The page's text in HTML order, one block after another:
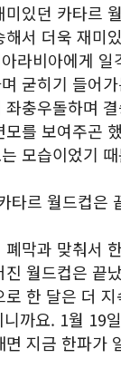
미있던 카타르
해서 더욱 재미
라비아에게
굳히기 들어
좌충우돌하며
모를 보여주곤
모습이었기
타르 월드컵은
폐막과 맞춰서
진 월드컵은 끝
로 한 달은 더
니까요. 1월 19
면 지금 한파가